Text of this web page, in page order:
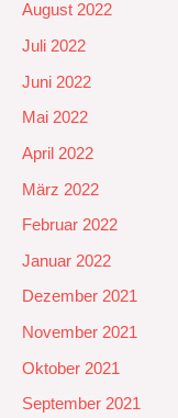
August 2022
Juli 2022
Juni 2022
Mai 2022
April 2022
März 2022
Februar 2022
Januar 2022
Dezember 2021
November 2021
Oktober 2021
September 2021